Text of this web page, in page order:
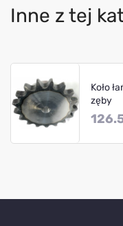
Inne z tej
Koło
zęby